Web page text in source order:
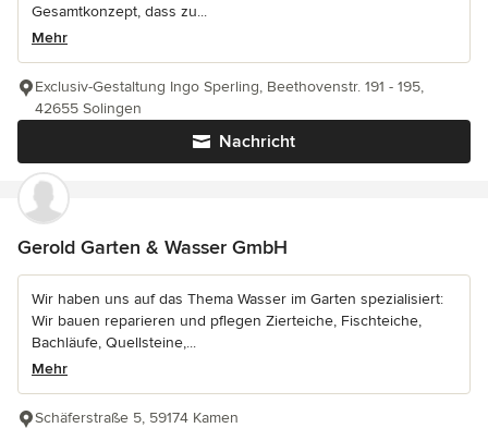
Gesamtkonzept, dass zu...
Mehr
Nachricht
Exclusiv-Gestaltung Ingo Sperling, Beethovenstr. 191 - 195,
42655 Solingen
Gerold Garten & Wasser GmbH
Wir haben uns auf das Thema Wasser im Garten spezialisiert:
Wir bauen reparieren und pflegen Zierteiche, Fischteiche,
Bachläufe, Quellsteine,...
Mehr
Schäferstraße 5, 59174 Kamen